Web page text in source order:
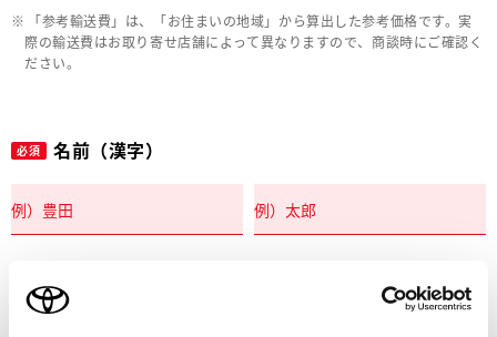
「参考輸送費」は、「お住まいの地域」から算出した参考価格です。実
際の輸送費はお取り寄せ店舗によって異なりますので、商談時にご確認く
ださい。
必須 名前（漢字）
必須 名前（カナ）